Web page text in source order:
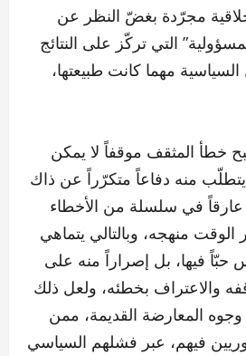
مجرّدة بغضّ النظر عن
التي تركّز على النتائج
السياسية مهما كانت طبيعتها،
خطأ المثقف موقفاً لا يمكن
يتطلّب منه دفاعاً متكرّراً عن ذاك
في سلسلة من الأخطاء
الوقت منهجه، وبالتالي يتماهي
حبّاً فيها، بل إصراراً منه على
والاعتراف بخطئه، ولعل ذلك
المعارضة القديمة، ممن
فيهم، عبر فشلهم السياسي